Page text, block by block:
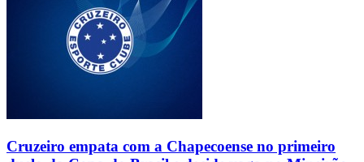
Cruzeiro empata com a Chapecoense no primeiro